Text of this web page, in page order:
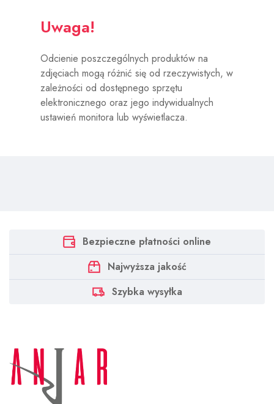
Uwaga!
Odcienie poszczególnych produktów na
zdjęciach mogą różnić się od rzeczywistych, w
zależności od dostępnego sprzętu
elektronicznego oraz jego indywidualnych
ustawień monitora lub wyświetlacza.
Bezpieczne płatności online
Najwyższa jakość
Szybka wysyłka